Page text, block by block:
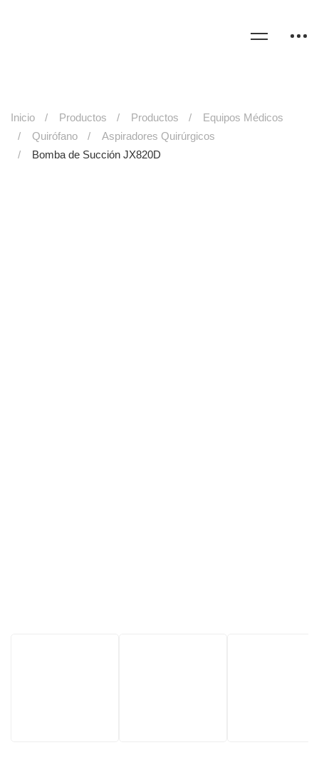
Inicio Productos Productos
Equipos Médicos
Quirófano
Aspiradores Quirúrgicos
Bomba de Succión JX820D